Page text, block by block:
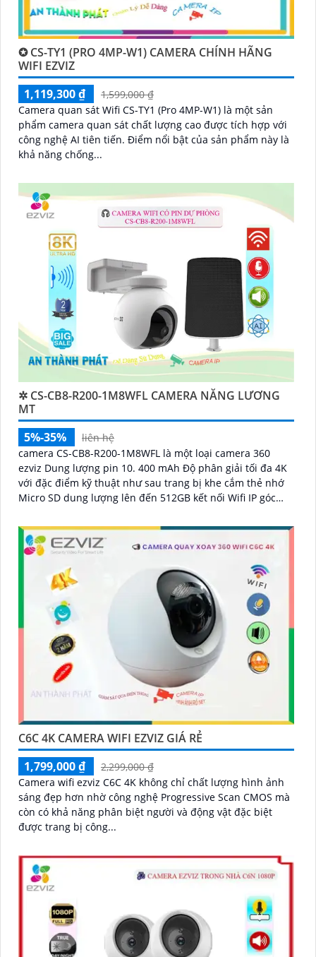
✪ CS-TY1 (PRO 4MP-W1) CAMERA CHÍNH HÃNG
WIFI EZVIZ
1,119,300 ₫
1,599,000 ₫
Camera quan sát Wifi CS-TY1 (Pro 4MP-W1) là một sản
phẩm camera quan sát chất lượng cao được tích hợp với
công nghệ AI tiên tiến. Điểm nổi bật của sản phẩm này là
khả năng chống...
✲ CS-CB8-R200-1M8WFL CAMERA NĂNG LƯƠNG
MT
5%-35%
liên hệ
camera CS-CB8-R200-1M8WFL là một loại camera 360
ezviz Dung lượng pin 10. 400 mAh Độ phân giải tối đa 4K
với đặc điểm kỹ thuật như sau trang bị khe cắm thẻ nhớ
Micro SD dung lượng lên đến 512GB kết nối Wifi IP góc
C6C 4K CAMERA WIFI EZVIZ GIÁ RẺ
1,799,000 ₫
2,299,000 ₫
Camera wifi ezviz C6C 4K không chỉ chất lượng hình ảnh
sáng đẹp hơn nhờ công nghệ Progressive Scan CMOS mà
còn có khả năng phân biệt người và động vật đặc biệt
được trang bị công...